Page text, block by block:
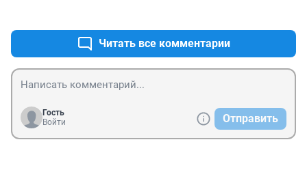
Читать все комментарии
Гость
Войти
Отправить